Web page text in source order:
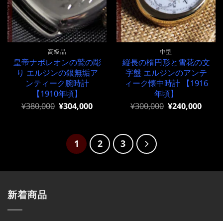
高級品
皇帝ナポレオンの鷲の彫
り エルジンの銀無垢ア
ンティーク腕時計
【1910年頃】
元
た。
¥380,000 現
¥380,000
す。
¥304,000
中型
縦長の楕円形と雪花の文
字盤 エルジンのアンテ
ィーク懐中時計 【1916
年頃】
元
は
¥300,000
で
た。
¥300,000 現
す。
¥240,000
1 2 3
新着商品